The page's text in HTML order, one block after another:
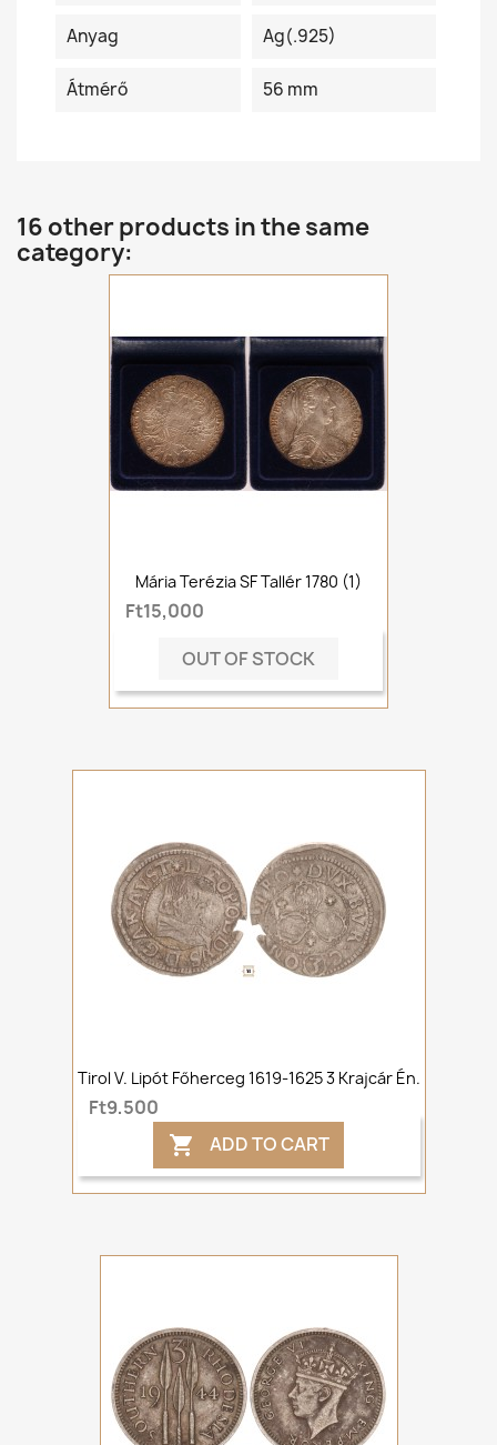
Anyag Ag(.925)
Átmérő 56 mm
16 other products in the same
category:
Mária Terézia SF Tallér 1780 (1)
Ft15,000
OUT OF STOCK
Tirol V. Lipót Főherceg 1619-1625 3 Krajcár Én.
Ft9,500
 ADD TO CART